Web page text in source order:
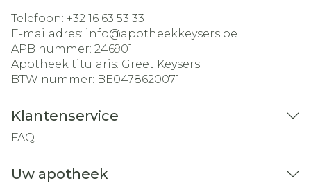
Telefoon: +32 16 63 53 33
E-mailadres: info@apotheekkeysers.be
APB nummer: 246901
Apotheek titularis: Greet Keysers
BTW nummer: BE0478620071
Klantenservice
FAQ
Uw apotheek